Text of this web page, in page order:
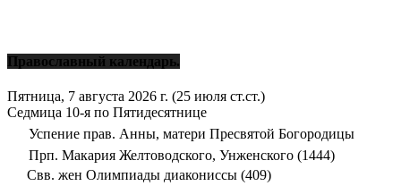
Православный календарь.
Пятница, 7 августа 2026 г. (25 июля ст.ст.)
Седмица 10-я по Пятидесятнице
Успение прав. Анны, матери Пресвятой Богородицы
Прп. Макария Желтоводского, Унженского (1444)
Свв. жен Олимпиады диакониссы (409)